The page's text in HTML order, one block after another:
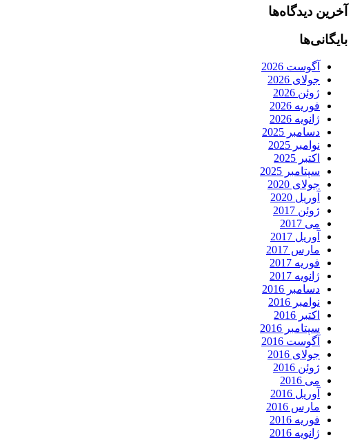
آخرین دیدگاه‌ها
بایگانی‌ها
آگوست 2026
جولای 2026
ژوئن 2026
فوریه 2026
ژانویه 2026
دسامبر 2025
نوامبر 2025
اکتبر 2025
سپتامبر 2025
جولای 2020
آوریل 2020
ژوئن 2017
می 2017
آوریل 2017
مارس 2017
فوریه 2017
ژانویه 2017
دسامبر 2016
نوامبر 2016
اکتبر 2016
سپتامبر 2016
آگوست 2016
جولای 2016
ژوئن 2016
می 2016
آوریل 2016
مارس 2016
فوریه 2016
ژانویه 2016